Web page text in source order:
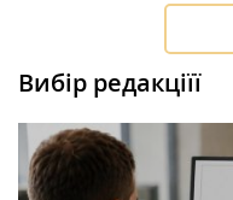
Вибір редакціїї